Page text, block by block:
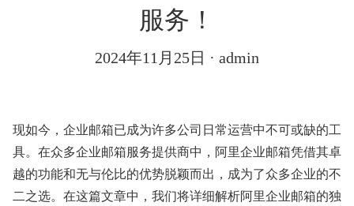
服务！
2024年11月25日 · admin
现如今，企业邮箱已成为许多公司日常运营中不可或缺的工
具。在众多企业邮箱服务提供商中，阿里企业邮箱凭借其卓
越的功能和无与伦比的优势脱颖而出，成为了众多企业的不
二之选。在这篇文章中，我们将详细解析阿里企业邮箱的独